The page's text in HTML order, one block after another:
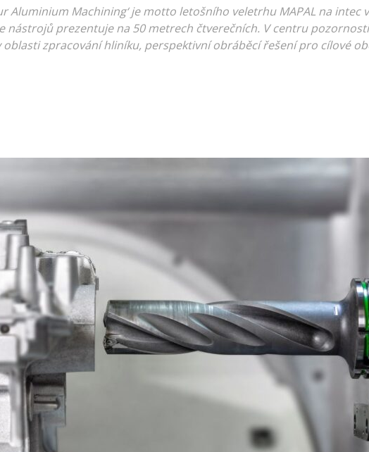
Aluminium Machining‘ je motto letošního veletrhu MAPAL na intec
nástrojů prezentuje na 50 metrech čtverečních. V centru
oblasti zpracování hliníku, perspektivní obráběcí řešení pro cílové